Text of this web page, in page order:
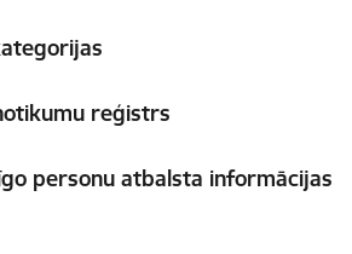
reģistrs
personu atbalsta informācijas